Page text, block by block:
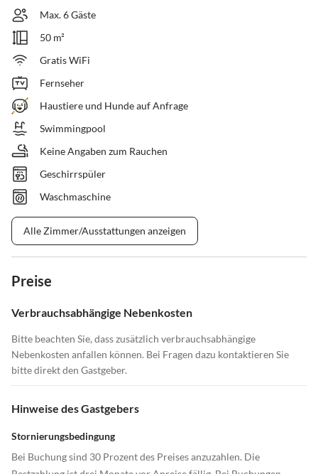
Max. 6 Gäste
50 m²
Gratis WiFi
Fernseher
Haustiere und Hunde auf Anfrage
Swimmingpool
Keine Angaben zum Rauchen
Geschirrspüler
Waschmaschine
Alle Zimmer/Ausstattungen anzeigen
Preise
Verbrauchsabhängige Nebenkosten
Bitte beachten Sie, dass zusätzlich verbrauchsabhängige
Nebenkosten anfallen können. Bei Fragen dazu kontaktieren Sie
bitte direkt den Gastgeber.
Hinweise des Gastgebers
Stornierungsbedingung
Bei Buchung sind 30 Prozent des Preises anzuzahlen. Die